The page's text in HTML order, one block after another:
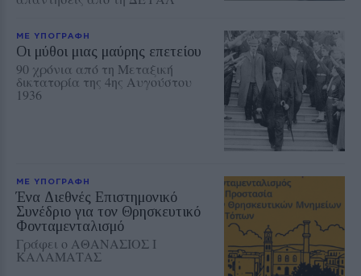
ΜΕ ΥΠΟΓΡΑΦΗ
Οι μύθοι μιας μαύρης επετείου
90 χρόνια από τη Μεταξική
δικτατορία της 4ης Αυγούστου
1936
ΜΕ ΥΠΟΓΡΑΦΗ
Ένα Διεθνές Επιστημονικό
Συνέδριο για τον Θρησκευτικό
Φονταμενταλισμό
Γράφει ο ΑΘΑΝΑΣΙΟΣ Ι
ΚΑΛΑΜΑΤΑΣ